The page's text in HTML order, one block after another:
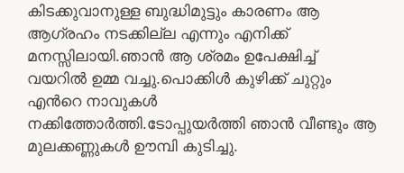
കിടക്കുവാനുള്ള ബുദ്ധിമുട്ടും കാരണം ആ
ആഗ്രഹം നടക്കില്ല എന്നും എനിക്ക്
മനസ്സിലായി.ഞാൻ ആ ശ്രമം ഉപേക്ഷിച്ച്
വയറിൽ ഉമ്മ വച്ചു.പൊക്കിൾ കുഴിക്ക് ചുറ്റും
എൻറെ നാവുകൾ
നക്കിത്തോർത്തി.ടോപ്പുയർത്തി ഞാൻ വീണ്ടും ആ
മുലക്കണ്ണുകൾ ഊമ്പി കുടിച്ചു.